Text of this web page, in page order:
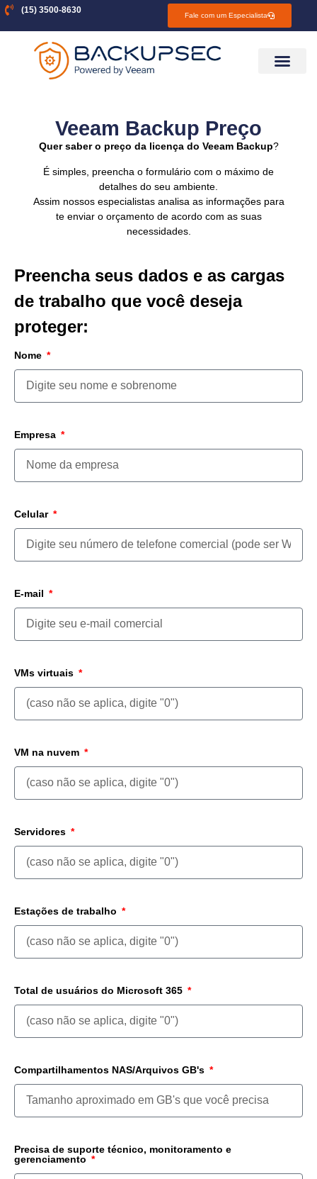
(15) 3500-8630
Fale com um Especialista
Veeam Backup Preço
Quer saber o preço da licença do Veeam Backup?
É simples, preencha o formulário com o máximo de
detalhes do seu ambiente.
Assim nossos especialistas analisa as informações para
te enviar o orçamento de acordo com as suas
necessidades.
Preencha seus dados e as cargas
de trabalho que você deseja
proteger:
Nome
Empresa
Celular
E-mail
VMs virtuais
VM na nuvem
Servidores
Estações de trabalho
Total de usuários do Microsoft 365
Compartilhamentos NAS/Arquivos GB's
Precisa de suporte técnico, monitoramento e
gerenciamento